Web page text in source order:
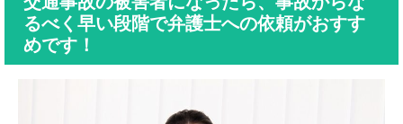
るべく早い段階で弁護士への依頼がおすす
めです！